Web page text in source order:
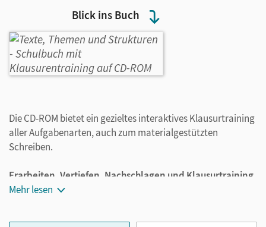
Blick ins Buch
Die CD-ROM bietet ein gezieltes interaktives Klausurtraining
aller Aufgabenarten, auch zum materialgestützten
Schreiben.
Erarbeiten, Vertiefen, Nachschlagen und Klausurtraining
in einem Band für die gesamte Oberstufe
Mehr lesen